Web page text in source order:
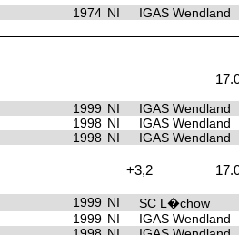
1974 NI IGAS Wendland
1999 NI IGAS Wendland
1998 NI IGAS Wendland
1998 NI IGAS Wendland
+3,2
1999 NI SC L�chow
1999 NI IGAS Wendland